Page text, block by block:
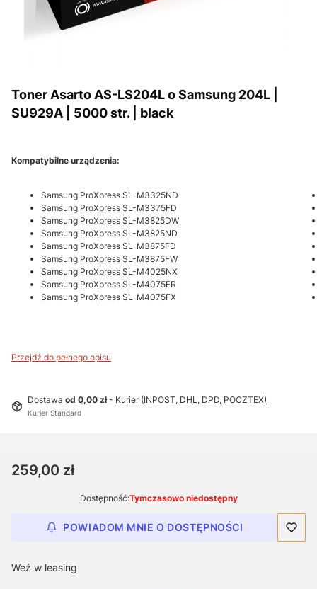
Toner Asarto AS-LS204L o Samsung 204L |
SU929A | 5000 str. | black
Kompatybilne urządzenia:
Samsung ProXpress SL-M3325ND
Samsung ProXpress SL-M3375FD
Samsung ProXpress SL-M3825DW
Samsung ProXpress SL-M3825ND
Samsung ProXpress SL-M3875FD
Samsung ProXpress SL-M3875FW
Samsung ProXpress SL-M4025NX
Samsung ProXpress SL-M4075FR
Samsung ProXpress SL-M4075FX
Przejdź do pełnego opisu
Dostawa od 0,00 zł- Kurier (INPOST, DHL, DPD, POCZTEX)
Kurier Standard
Cena
259,00 zł
Dostępność:Tymczasowo niedostępny
POWIADOM MNIE O DOSTĘPNOŚCI
Weź w leasing